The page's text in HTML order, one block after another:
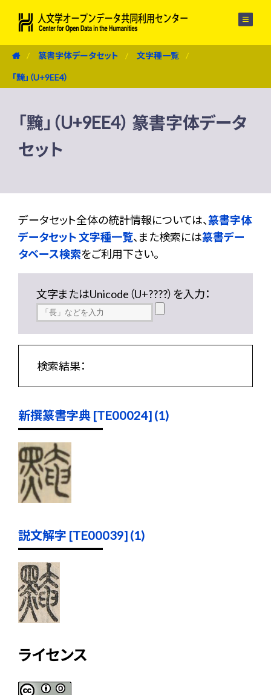
篆書字体データセット 文字種一覧
「黤」（U+9EE4）
「黤」（U+9EE4） 篆書字体データ
セット
データセット全体の統計情報については、篆書字体
データセット 文字種一覧、また検索には篆書デー
タベース検索をご利用下さい。
文字またはUnicode（U+????）を入力：
検索結果：
新撰篆書字典 [TE00024] (1)
説文解字 [TE00039] (1)
ライセンス